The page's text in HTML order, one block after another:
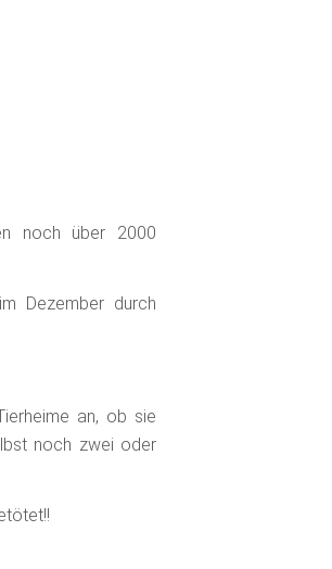
noch über 2000
Dezember durch
an, ob sie
noch zwei oder